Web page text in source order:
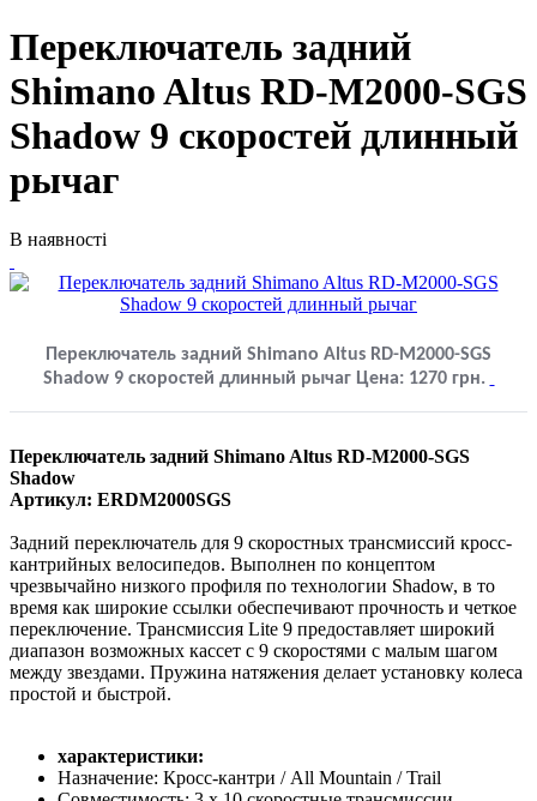
Переключатель задний
Shimano Altus RD-M2000-SGS
Shadow 9 скоростей длинный
рычаг
В наявності
Переключатель задний Shimano Altus RD-M2000-SGS
Shadow 9 скоростей длинный рычаг Цена:1270 грн.
Переключатель задний Shimano Altus RD-M2000-SGS
Shadow
Артикул: ERDM2000SGS
Задний переключатель для 9 скоростных трансмиссий кросс-
кантрийных велосипедов. Выполнен по концептом
чрезвычайно низкого профиля по технологии Shadow, в то
время как широкие ссылки обеспечивают прочность и четкое
переключение. Трансмиссия Lite 9 предоставляет широкий
диапазон возможных кассет с 9 скоростями с малым шагом
между звездами. Пружина натяжения делает установку колеса
простой и быстрой.
характеристики:
Назначение: Кросс-кантри / All Mountain / Trail